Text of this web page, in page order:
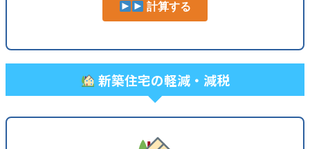
計算する
新築住宅の軽減・減税